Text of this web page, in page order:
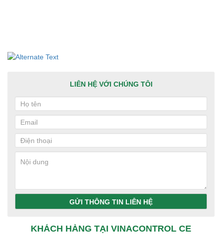
LIÊN HỆ VỚI CHÚNG TÔI
GỬI THÔNG TIN LIÊN HỆ
KHÁCH HÀNG TẠI VINACONTROL CE